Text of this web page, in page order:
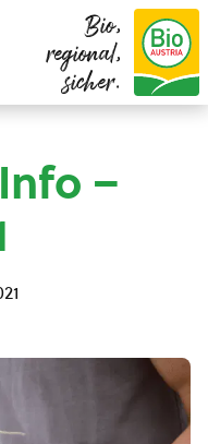
Bio,
regional,
sicher.
Info –